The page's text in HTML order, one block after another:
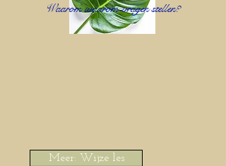
Meer: Wijze les
Waarom waarom-vragen stellen?